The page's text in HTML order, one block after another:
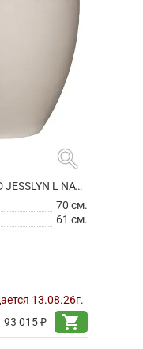
search
КАШПО REFINED JESSLYN L NATURAL WHITE
70 см.
61 см.
13.08.26г.
93 015 ₽
shopping_cart